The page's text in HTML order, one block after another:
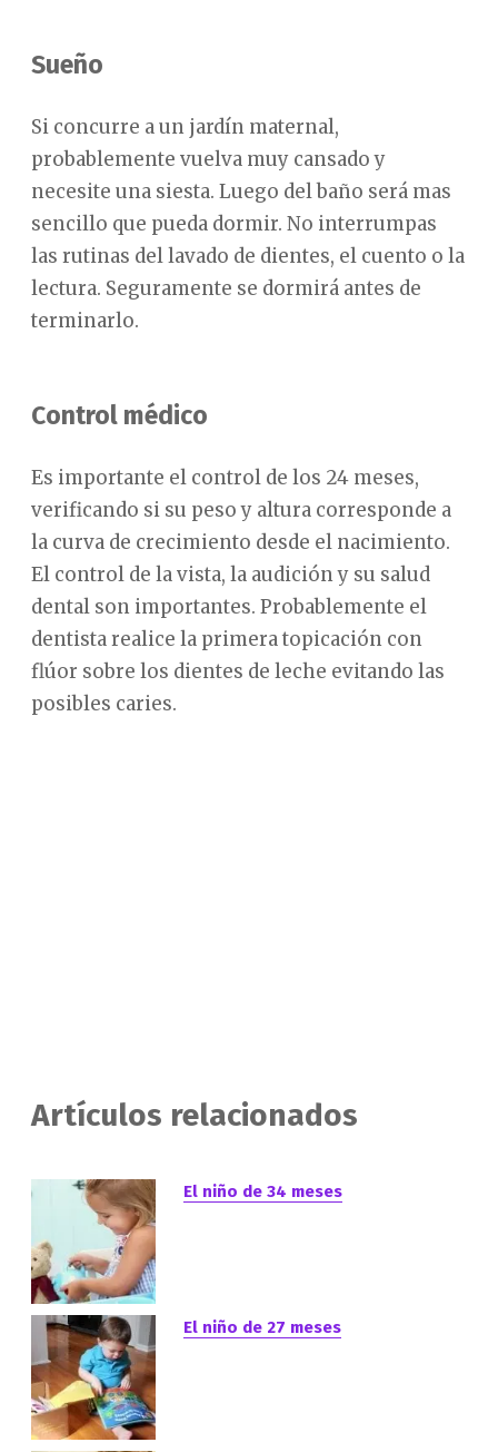
Sueño
Si concurre a un jardín maternal,
probablemente vuelva muy cansado y
necesite una siesta. Luego del baño será mas
sencillo que pueda dormir. No interrumpas
las rutinas del lavado de dientes, el cuento o la
lectura. Seguramente se dormirá antes de
terminarlo.
Control médico
Es importante el control de los 24 meses,
verificando si su peso y altura corresponde a
la curva de crecimiento desde el nacimiento.
El control de la vista, la audición y su salud
dental son importantes. Probablemente el
dentista realice la primera topicación con
flúor sobre los dientes de leche evitando las
posibles caries.
Artículos relacionados
El niño de 34 meses
El niño de 27 meses